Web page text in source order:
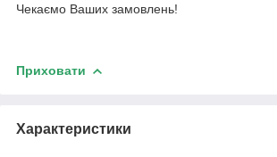
Чекаємо Ваших замовлень!
Приховати
Характеристики